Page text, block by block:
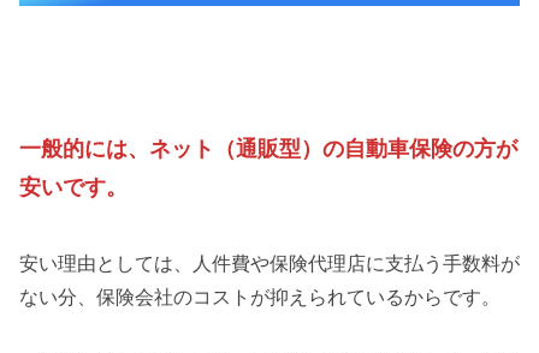
一般的には、ネット（通販型）の自動車保険の方が
安いです。
安い理由としては、人件費や保険代理店に支払う手数料が
ない分、保険会社のコストが抑えられているからです。